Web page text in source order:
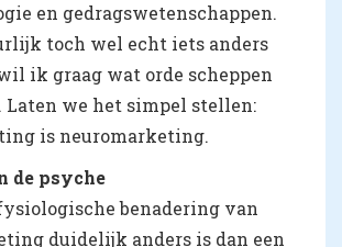
en gedragswetenschappen.
toch wel echt iets anders
ik graag wat orde scheppen
Laten we het simpel stellen:
is neuromarketing.
de psyche
benadering van
duidelijk anders is dan een